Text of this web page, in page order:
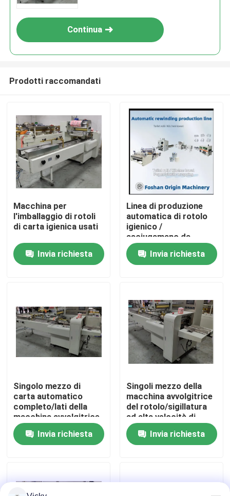
Prodotti
Su di noi
Controllo della qualità
Contattaci
Notizie
Chiedi un preventivo
Linea di produzione della carta velina
Continua
Prodotti raccomandati
Macchina per
l'imballaggio di rotoli
di carta igienica usati
Invia richiesta
Linea di produzione
automatica di rotolo
igienico /
asciugamano da
cucina
Invia richiesta
Singolo mezzo di
carta automatico
completo/lati della
macchina avvolgitrice
del rotolo che sigillano
capacità elevata
Invia richiesta
Singoli mezzo della
macchina avvolgitrice
del rotolo/sigillatura
ad alta velocità di
carta automatici pieni
dei latiInvia richiesta